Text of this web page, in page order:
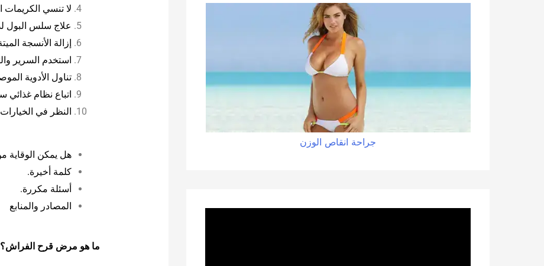
جراحة انقاص الوزن
لا تنسي الكريمات
علاج سلس البول
إزالة الأنسجة
استخدم السرير
تناول الأدوية
اتباع نظام غذائي
النظر في
هل يمكن الوقاية
كلمة أخيرة.
أسئلة مكررة.
المصادر والمنابع
ما هو مرض قرح الفراش؟